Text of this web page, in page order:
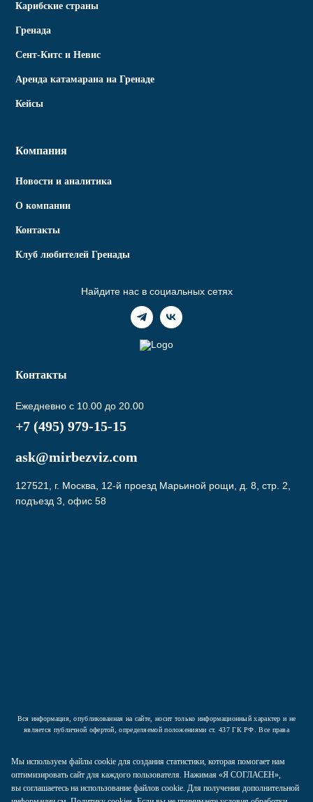
Карибские страны
Гренада
Сент-Китс и Невис
Аренда катамарана на Гренаде
Кейсы
Компания
Новости и аналитика
О компании
Контакты
Клуб любителей Гренады
Найдите нас в социальных сетях
Контакты
Ежедневно с 10.00 до 20.00
+7 (495) 979-15-15
ask@mirbezviz.com
127521, г. Москва, 12-й проезд Марьиной рощи, д. 8, стр. 2,
подъезд 3, офис 58
Вся информация, опубликованная на сайте, носит только информационный характер и не
является публичной офертой, определяемой положениями ст. 437 ГК РФ. Все права
2026 © ООО «Компания Аркада». Все права защищены.
Политика конфиденциальности
Мы используем файлы cookie для создания статистики, которая помогает нам
оптимизировать сайт для каждого пользователя. Нажимая «Я СОГЛАСЕН»,
вы соглашаетесь на использование файлов cookie. Для получения дополнительной